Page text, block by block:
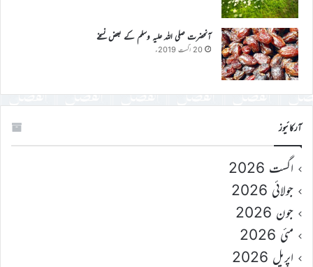
آنحضرت صلی اللہ علیہ وسلم کے بعض نسخے
20 اگست 2019ء
آرکائیوز
اگست 2026
جولائی 2026
جون 2026
مئی 2026
اپریل 2026